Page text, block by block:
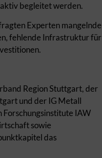
begleitet werden.
Experten mangelnde
fehlende Infrastruktur für
Region Stuttgart, der
und der IG Metall
IAW
sowie
das